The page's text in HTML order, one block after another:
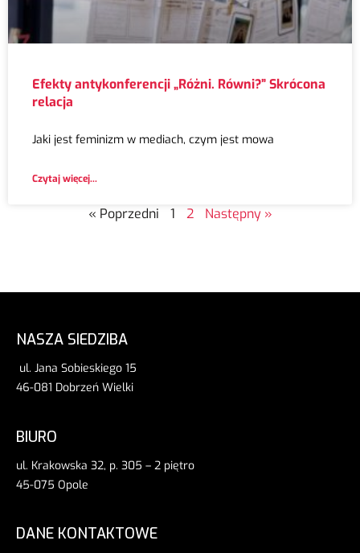
Efekty antykonferencji „Różni. Równi?” Skrócona
relacja
Jaki jest feminizm w mediach, czym jest mowa
Czytaj więcej...
« Poprzedni 1 2 Następny »
NASZA SIEDZIBA
ul. Jana Sobieskiego 15
46-081 Dobrzeń Wielki
BIURO
ul. Krakowska 32, p. 305 – 2 piętro
45-075 Opole
DANE KONTAKTOWE